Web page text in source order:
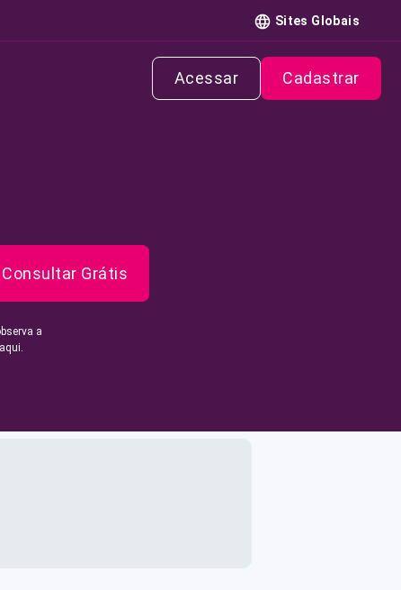
Sites Globais
Acessar Cadastrar
Consultar Grátis
a